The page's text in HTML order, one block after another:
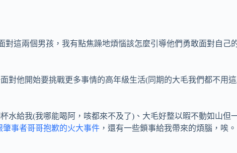
這兩個男孩，我有點焦躁地煩惱該怎麼引導他們勇敢面對自己
對他開始要挑戰更多事情的高年級生活(同期的大毛我們都不用
水給我(我哪能喝阿，咳都來不及了)、大毛好整以暇不動如山但
肇事者哥哥抱歉的火大事件 ，還有一些鎖事給我帶來的煩腦，唉。